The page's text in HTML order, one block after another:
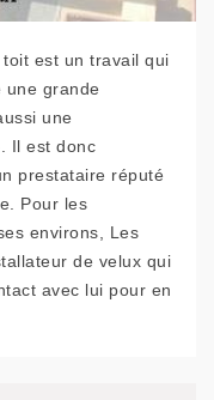
toit est un travail qui
une grande
une
Il est donc
prestataire réputé
Pour les
environs, Les
de velux qui
avec lui pour en